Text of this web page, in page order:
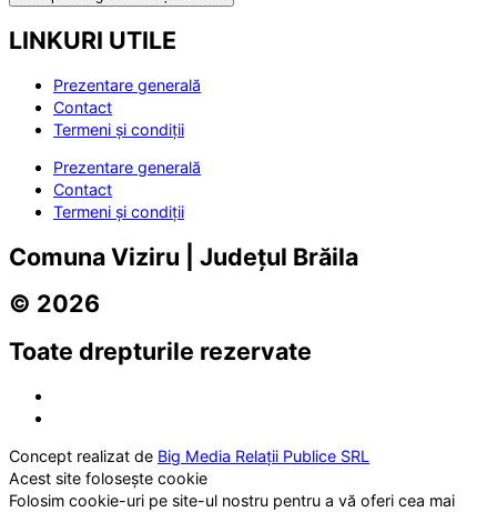
LINKURI UTILE
Prezentare generală
Contact
Termeni și condiții
Prezentare generală
Contact
Termeni și condiții
Comuna Viziru | Județul Brăila
© 2026
Toate drepturile rezervate
Concept realizat de Big Media Relații Publice SRL
Acest site folosește cookie
Folosim cookie-uri pe site-ul nostru pentru a vă oferi cea mai